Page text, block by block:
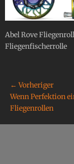
Abel Rove
Fliegenfischerrolle
← Vorheriger
Wenn Perfektion
Fliegenrollen